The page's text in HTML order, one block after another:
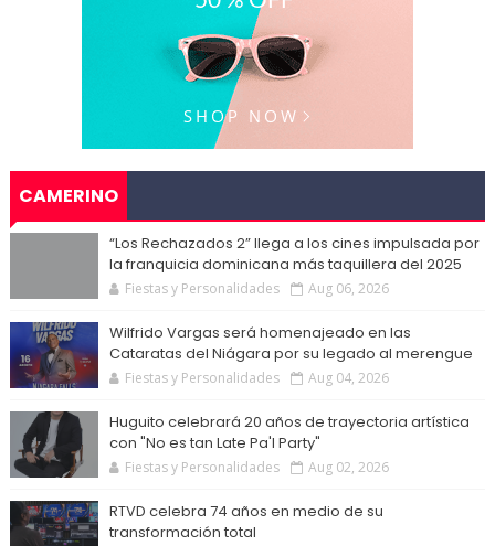
CAMERINO
“Los Rechazados 2” llega a los cines impulsada por
la franquicia dominicana más taquillera del 2025
Fiestas y Personalidades Aug 06, 2026
Wilfrido Vargas será homenajeado en las
Cataratas del Niágara por su legado al merengue
Fiestas y Personalidades Aug 04, 2026
Huguito celebrará 20 años de trayectoria artística
con "No es tan Late Pa'l Party"
Fiestas y Personalidades Aug 02, 2026
RTVD celebra 74 años en medio de su
transformación total